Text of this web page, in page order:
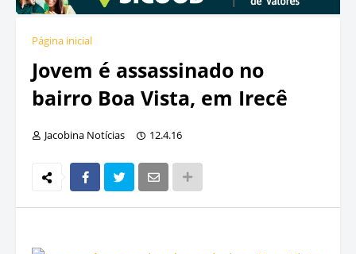
Página inicial
Jovem é assassinado no
bairro Boa Vista, em Irecê
Jacobina Notícias 12.4.16